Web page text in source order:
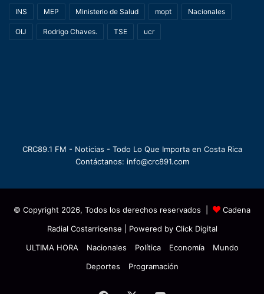
INS MEP Ministerio de Salud mopt Nacionales
OIJ Rodrigo Chaves. TSE ucr
CRC89.1 FM - Noticias - Todo Lo Que Importa en Costa Rica
Contáctanos: info@crc891.com
© Copyright 2026, Todos los derechos reservados |
Cadena
Radial Costarricense | Powered by Click Digital
ULTIMA HORA
Nacionales Política Economía
Mundo
Deportes
Programación